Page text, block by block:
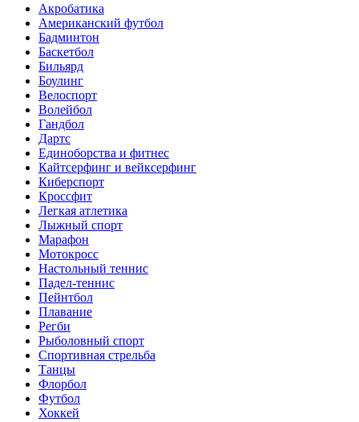
Акробатика
Американский футбол
Бадминтон
Баскетбол
Бильярд
Боулинг
Велоспорт
Волейбол
Гандбол
Дартс
Единоборства и фитнес
Кайтсерфинг и вейксерфинг
Киберспорт
Кроссфит
Легкая атлетика
Лыжный спорт
Марафон
Мотокросс
Настольный теннис
Падел-теннис
Пейнтбол
Плавание
Регби
Рыболовный спорт
Спортивная стрельба
Танцы
Флорбол
Футбол
Хоккей